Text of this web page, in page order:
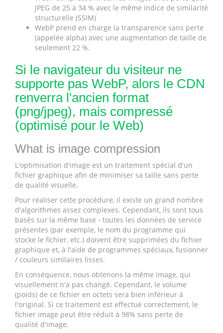
JPEG de 25 à 34 % avec le même indice de similarité
structurelle (SSIM)
WebP prend en charge la transparence sans perte
(appelée alpha) avec une augmentation de taille de
seulement 22 %.
Si le navigateur du visiteur ne
supporte pas WebP, alors le CDN
renverra l'ancien format
(png/jpeg), mais compressé
(optimisé pour le Web)
What is image compression
L'optimisation d'image est un traitement spécial d'un
fichier graphique afin de minimiser sa taille sans perte
de qualité visuelle.
Pour réaliser cette procédure, il existe un grand nombre
d'algorithmes assez complexes. Cependant, ils sont tous
basés sur la même base - toutes les données de service
présentes (par exemple, le nom du programme qui
stocke le fichier, etc.) doivent être supprimées du fichier
graphique et, à l'aide de programmes spéciaux, fusionner
/ couleurs similaires lisses.
En conséquence, nous obtenons la même image, qui
visuellement n'a pas changé. Cependant, le volume
(poids) de ce fichier en octets sera bien inférieur à
l'original. Si ce traitement est effectué correctement, le
fichier image peut être réduit à 98% sans perte de
qualité d'image.